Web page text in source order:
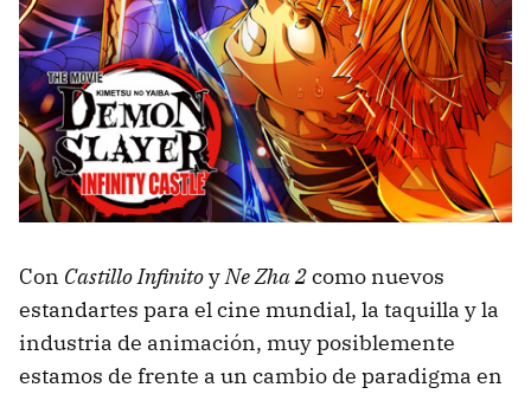
Con Castillo InfinitoyNe Zha 2como nuevos
estandartes para el cine mundial, la taquilla y la
industria de animación, muy posiblemente
estamos de frente a un cambio de paradigma en